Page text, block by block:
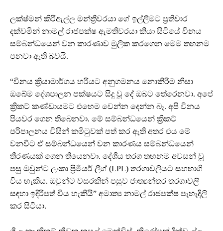
ලක්ෂ්මන් කිරිඇල්ල මන්ත්‍රීවරයා ගේ ඉල්ලීමට ප්‍රතිචාර
දක්වමින් නාමල් රාජපක්ෂ ඇමතිවරයා කියා සිටියේ විනය
සම්බන්ධයෙන් වන කාරණාව මුලික කරගෙන මෙම තහනම
පනවා ඇති බවයි.
“විනය ක්‍රියාමාර්ගය හරියට අනුගමනය නොකිරීම නිසා
ඔබේම දේශපාලන පක්ෂයට සිදු වූ දේ ඔබට තේරෙනවා. අපේ
ක්‍රිකට් කණ්ඩායමට එහෙම වෙන්න දෙන්න බෑ. අපි විනය
පියවර ගෙන තිබෙනවා. මේ සම්බන්ධයෙන් ක්‍රිකට්
පරිපාලනය විසින් කමිටුවක් පත් කර ඇති අතර එය මේ
වනවිට ඒ සම්බන්ධයෙන් වන කාරණය සම්බන්ධයෙන්
තීරණයක් ගෙන තියෙනවා. දේශීය තරග තහනම අවසන් වූ
පසු ඔවුන්ට ලංකා ප්‍රිමියර් ලීග් (LPL) තරගාවලියට සහභාගි
විය හැකිය. ඔවුන්ට වසරකින් පසුව ජාත්‍යන්තර තරගාවලි
සඳහා ඉදිරිපත් විය හැකියි” අමාත්‍ය නාමල් රාජපක්ෂ පැහැදිලි
කර සිටියා.